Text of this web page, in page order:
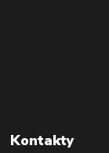
Kontakty